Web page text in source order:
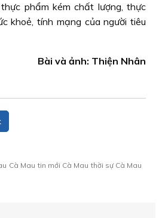
phẩm kém chất lượng, thực
khoẻ, tính mạng của người tiêu
Bài và ảnh: Thiện Nhân
Cà Mau tin mới Cà Mau thời sự Cà Mau